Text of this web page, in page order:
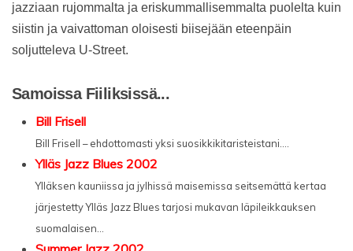
jazziaan rujommalta ja eriskummallisemmalta puolelta kuin
siistin ja vaivattoman oloisesti biisejään eteenpäin
soljutteleva U-Street.
Samoissa Fiiliksissä...
Bill Frisell
Bill Frisell – ehdottomasti yksi suosikkikitaristeistani....
Ylläs Jazz Blues 2002
Ylläksen kauniissa ja jylhissä maisemissa seitsemättä kertaa
järjestetty Ylläs Jazz Blues tarjosi mukavan läpileikkauksen
suomalaisen...